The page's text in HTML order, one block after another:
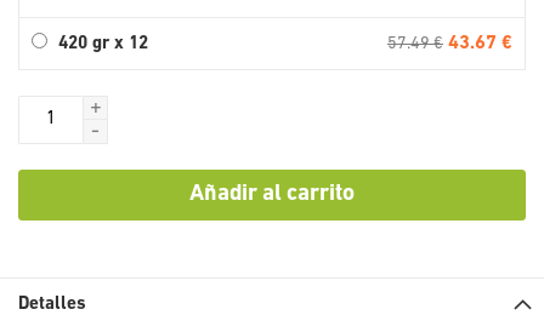
420 gr x 12 57.49 € 43.67 €
+
-
Añadir al carrito
Detalles